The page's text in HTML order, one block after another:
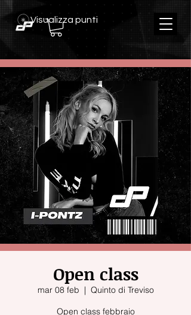
Visualizza punti
Open class
mar 08 feb
  |
Quinto di Treviso
Open class febbraio